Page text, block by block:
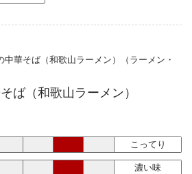
華そば（和歌山ラーメン）（ラーメン・
ば（和歌山ラーメン）
こってり
濃い味